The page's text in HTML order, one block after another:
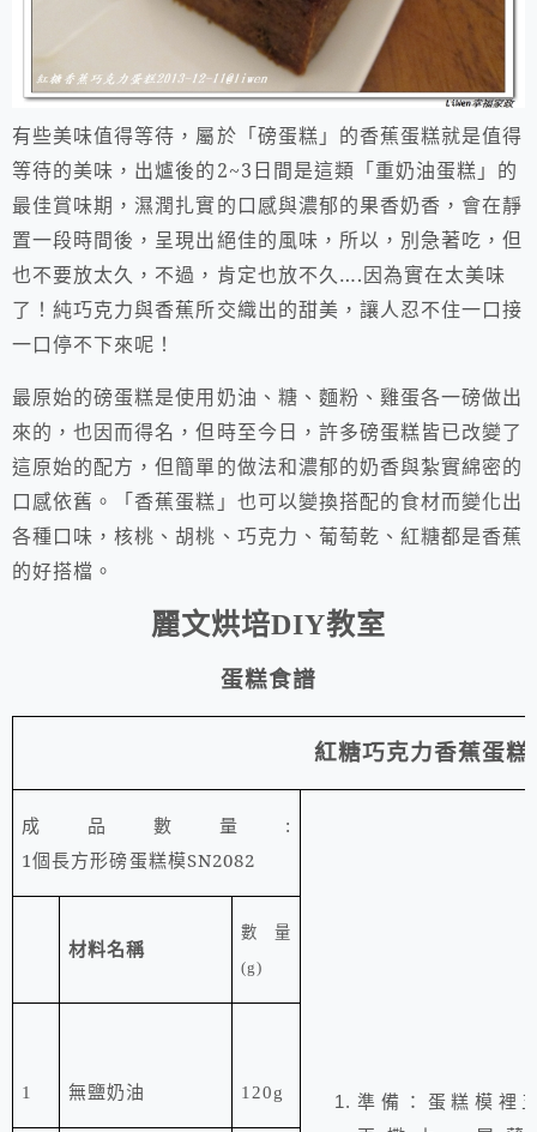
有些美味值得等待，屬於「磅蛋糕」的香蕉蛋糕就是值得
等待的美味，出爐後的2~3日間是這類「重奶油蛋糕」 的
最佳賞味期，濕潤扎實的口感與濃郁的果香奶香，會在靜
置一段時間後，呈現出絕佳的風味，所以，別急著吃，但
也不要放太久，不過，肯定也放不久….因為實在太美味
了！純巧克力與香蕉所交織出的甜美，讓人忍不住一口接
一口停不下來呢！
最原始的磅蛋糕是使用奶油、糖、麵粉、雞蛋各一磅做出
來的，也因而得名，但時至今日，許多磅蛋糕皆已改變了
這原始的配方，但簡單的做法和濃郁的奶香與紮實綿密的
口感依舊。「香蕉蛋糕」也可以變換搭配的食材而變化出
各種口味，核桃、胡桃、巧克力、葡萄乾、紅糖都是香蕉
的好搭檔。
麗文烘培DIY教室
蛋糕食譜
紅糖巧克力香蕉蛋糕
成品數量 :
1個長方形磅蛋糕模SN2082
準備：蛋糕模裡
材料名稱
數量
(g)
1 無鹽奶油 120g